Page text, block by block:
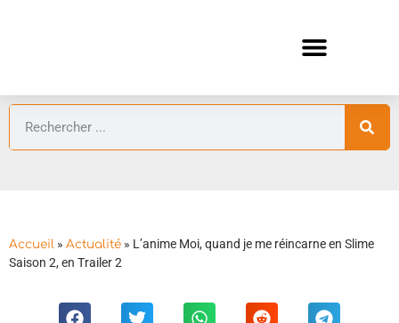
Accueil » Actualité » L’anime Moi, quand je me réincarne en Slime
Saison 2, en Trailer 2